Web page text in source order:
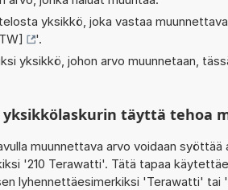
yksikkö, joka vastaa
'.
yksikkö, johon arvo muunnetaan,
täyttä tehoa
muunnettava arvo voidaan
'210 Terawatti'. Tätä tapaa
lyhennettäesimerkiksi 'Terawatti' tai